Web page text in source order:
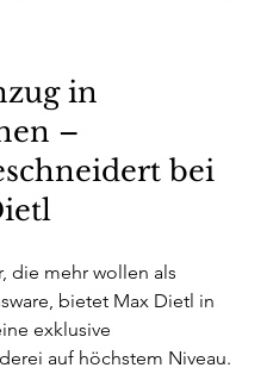
in
–
bei
die mehr wollen als
bietet Max Dietl in
exklusive
auf höchstem Niveau.